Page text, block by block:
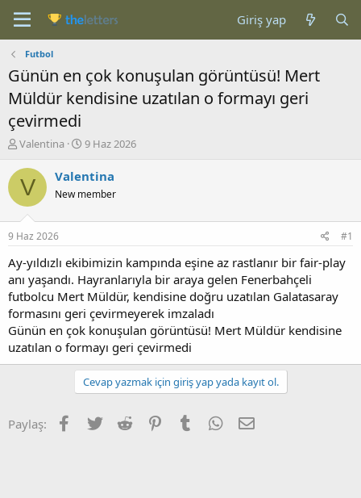
Giriş yap
Futbol
Günün en çok konuşulan görüntüsü! Mert
Müldür kendisine uzatılan o formayı geri
çevirmedi
K
n
b
u
u
b
a
ş
l
a
t
a
n
Valentina
B
ş
a
ç
t
a
i
h
i
9 Haz 2026
V Valentina
New member
9 Haz 2026 #1
Ay-yıldızlı ekibimizin kampında eşine az rastlanır bir fair-play
anı yaşandı. Hayranlarıyla bir araya gelen Fenerbahçeli
futbolcu Mert Müldür, kendisine doğru uzatılan Galatasaray
formasını geri çevirmeyerek imzaladı
Günün en çok konuşulan görüntüsü! Mert Müldür kendisine
uzatılan o formayı geri çevirmedi
Cevap yazmak için giriş yap yada kayıt ol.
Paylaş: Facebook
Twitter Reddit PinterestTumblr WhatsApp